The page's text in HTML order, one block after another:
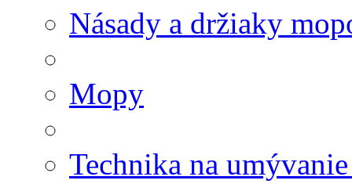
Násady a držiaky
Mopy
Technika na